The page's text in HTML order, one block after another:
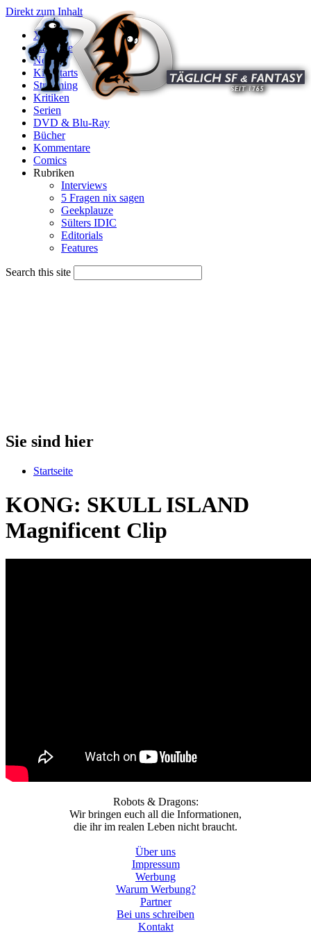
Direkt zum Inhalt
X
Startseite
News
Kinostarts
Streaming
Kritiken
Serien
DVD & Blu-Ray
Bücher
Kommentare
Comics
Rubriken
Interviews
5 Fragen nix sagen
Geekplauze
Sülters IDIC
Editorials
Features
Search this site
Sie sind hier
Startseite
KONG: SKULL ISLAND
Magnificent Clip
Robots & Dragons:
Wir bringen euch all die Informationen,
die ihr im realen Leben nicht braucht.
Über uns
Impressum
Werbung
Warum Werbung?
Partner
Bei uns schreiben
Kontakt